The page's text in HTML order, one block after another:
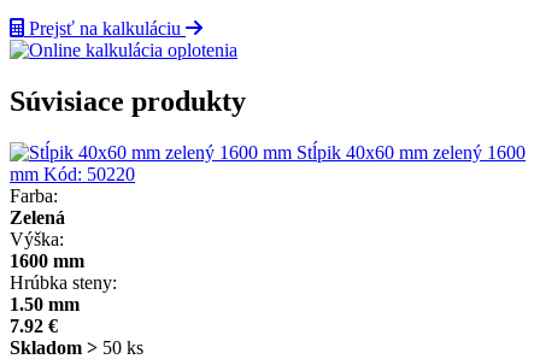
Prejsť na kalkuláciu
Súvisiace produkty
Stĺpik 40x60 mm zelený 1600
mm Kód: 50220
Farba:
Zelená
Výška:
1600 mm
Hrúbka steny:
1.50 mm
7.92 €
Skladom > 50 ks